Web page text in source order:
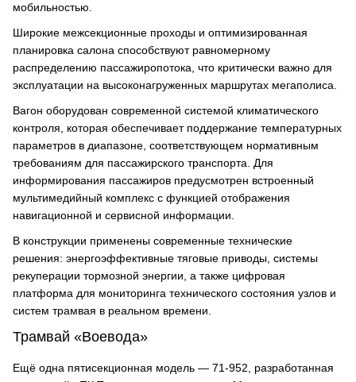
мобильностью.
Широкие межсекционные проходы и оптимизированная
планировка салона способствуют равномерному
распределению пассажиропотока, что критически важно для
эксплуатации на высоконагруженных маршрутах мегаполиса.
Вагон оборудован современной системой климатического
контроля, которая обеспечивает поддержание температурных
параметров в диапазоне, соответствующем нормативным
требованиям для пассажирского транспорта. Для
информирования пассажиров предусмотрен встроенный
мультимедийный комплекс с функцией отображения
навигационной и сервисной информации.
В конструкции применены современные технические
решения: энергоэффективные тяговые приводы, системы
рекуперации тормозной энергии, а также цифровая
платформа для мониторинга технического состояния узлов и
систем трамвая в реальном времени.
Трамвай «Воевода»
Ещё одна пятисекционная модель — 71-952, разработанная